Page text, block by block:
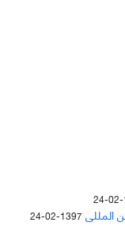
المللی 1397-02-24